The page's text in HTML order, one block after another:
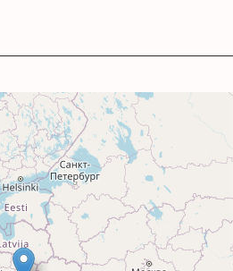
картриджа з друкуючим
вам задоволення від